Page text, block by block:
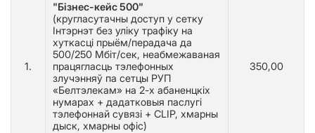
1.
"Бізнес-кейс 500"
(кругласутачны доступ у сетку
Інтэрнэт без уліку трафіку на
хуткасці прыём/перадача да
500/250 Мбіт/сек, неабмежаваная
працягласць тэлефонных
злучэнняў па сетцы РУП
«Белтэлекам» на 2-х абаненцкіх
нумарах + дадатковыя паслугі
тэлефоннай сувязі + CLIP, хмарны
дыск, хмарны офіс)
350,00